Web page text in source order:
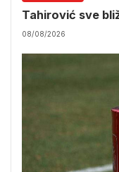
Tahirović sve
08/08/2026